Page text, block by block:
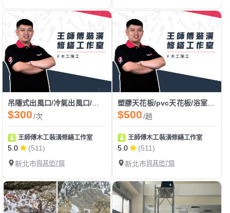
吊隱式出風口/冷氣出風口/投影機布幕口
$300/次
王師傅木工裝潢修繕工作室
5.0
(511)
新北市與其他7個
塑膠天花板/pvc天花板/浴室天花板/廁所天花板
$500/趟
王師傅木工裝潢修繕工作室
5.0
(511)
新北市與其他7個